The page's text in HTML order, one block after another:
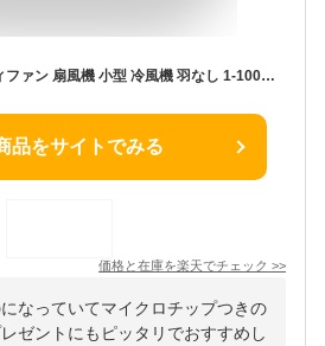
＼人気・重宝 ／ ハンディファン 扇風機 小型 冷風機 羽なし 1-100段階風量調節 冷却プレート 半導体冷却 冷風 長時間 携帯用扇風機 軽量 静音 小型扇風機 日本製マイクロチップ 子供用 usb扇風機 充電式 暑さ対策グッズ 最強 野球観戦 敬老の日プレゼント
品をサイトでみる
価格と在庫を楽天でチェック >>
なっていてマイクロチップつきの
ゼントにもピッタリでおすすめし